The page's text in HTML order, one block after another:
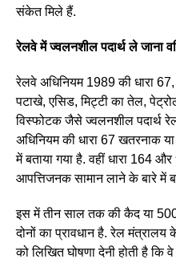
संकेत मिले हैं.
रेलवे में ज्वलनशील पदार्थ ले जाना
रेलवे अधिनियम 1989 की धारा
पटाखे, एसिड, मिट्टी का तेल,
विस्फोटक जैसे ज्वलनशील पदार्थ
अधिनियम की धारा 67 खतरनाक
में बताया गया है. वहीं धारा 164
आपत्तिजनक सामान लाने के बारे में
इस में तीन साल तक की कैद या
दोनों का प्रावधान है. रेल
को लिखित घोषणा देनी होती है कि